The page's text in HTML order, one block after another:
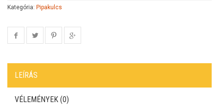
Kategória: Pipakulcs
LEÍRÁS
VÉLEMÉNYEK (0)